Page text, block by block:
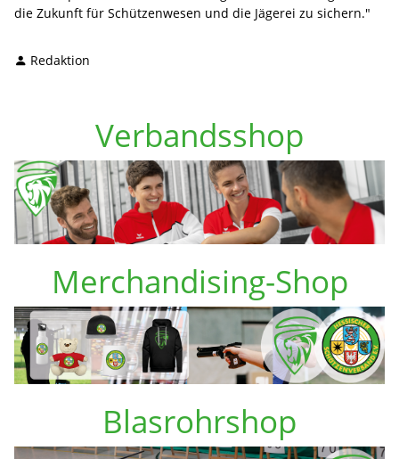
die Zukunft für Schützenwesen und die Jägerei zu sichern."
Redaktion
Verbandsshop
Merchandising-Shop
Blasrohrshop